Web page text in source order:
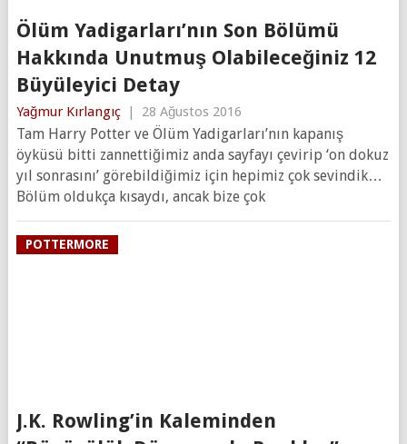
Ölüm Yadigarları’nın Son Bölümü
Hakkında Unutmuş Olabileceğiniz 12
Büyüleyici Detay
Yağmur Kırlangıç | 28 Ağustos 2016
Tam Harry Potter ve Ölüm Yadigarları’nın kapanış
öyküsü bitti zannettiğimiz anda sayfayı çevirip ‘on dokuz
yıl sonrasını’ görebildiğimiz için hepimiz çok sevindik…
Bölüm oldukça kısaydı, ancak bize çok
POTTERMORE
J.K. Rowling’in Kaleminden